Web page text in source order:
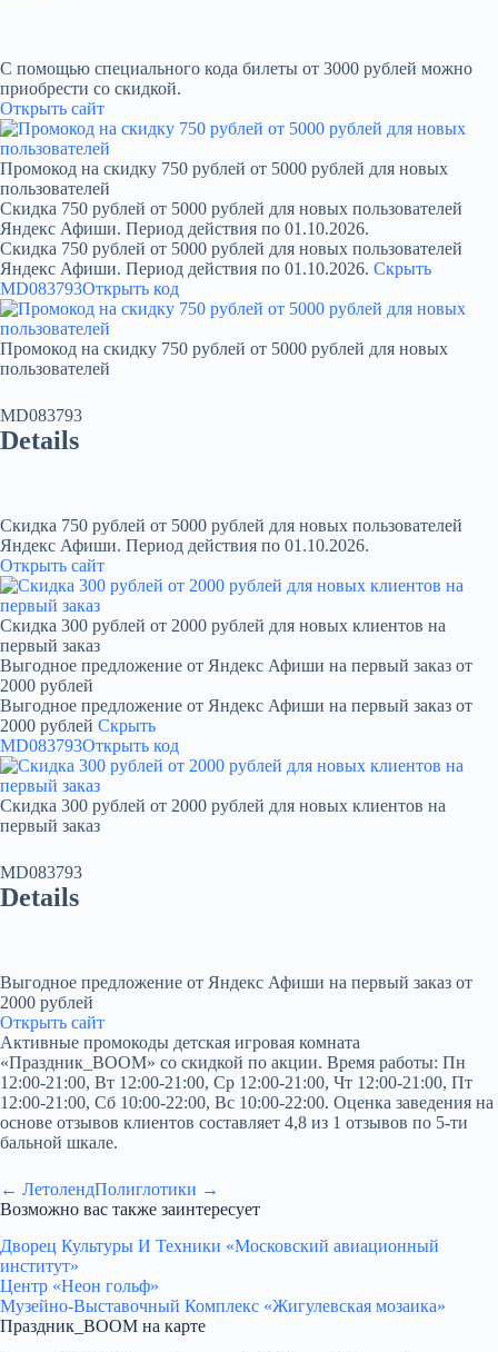
С помощью специального кода билеты от 3000 рублей можно
приобрести со скидкой.
Открыть сайт
Промокод на скидку 750 рублей от 5000 рублей для новых
пользователей
Скидка 750 рублей от 5000 рублей для новых пользователей
Яндекс Афиши. Период действия по 01.10.2026.
Скидка 750 рублей от 5000 рублей для новых пользователей
Яндекс Афиши. Период действия по 01.10.2026. Скрыть
MD083793Открыть код
Промокод на скидку 750 рублей от 5000 рублей для новых
пользователей
MD083793
Details
Скидка 750 рублей от 5000 рублей для новых пользователей
Яндекс Афиши. Период действия по 01.10.2026.
Открыть сайт
Скидка 300 рублей от 2000 рублей для новых клиентов на
первый заказ
Выгодное предложение от Яндекс Афиши на первый заказ от
2000 рублей
Выгодное предложение от Яндекс Афиши на первый заказ от
2000 рублей Скрыть
MD083793Открыть код
Скидка 300 рублей от 2000 рублей для новых клиентов на
первый заказ
MD083793
Details
Выгодное предложение от Яндекс Афиши на первый заказ от
2000 рублей
Открыть сайт
Активные промокоды детская игровая комната
«Праздник_BOOM» со скидкой по акции. Время работы: Пн
12:00-21:00, Вт 12:00-21:00, Ср 12:00-21:00, Чт 12:00-21:00, Пт
12:00-21:00, Сб 10:00-22:00, Вс 10:00-22:00. Оценка заведения на
основе отзывов клиентов составляет 4,8 из 1 отзывов по 5-ти
бальной шкале.
← ЛетолендПолиглотики →
Возможно вас также заинтересует
Дворец Культуры И Техники «Московский авиационный
институт»
Центр «Неон гольф»
Музейно-Выставочный Комплекс «Жигулевская мозаика»
Праздник_BOOM на карте